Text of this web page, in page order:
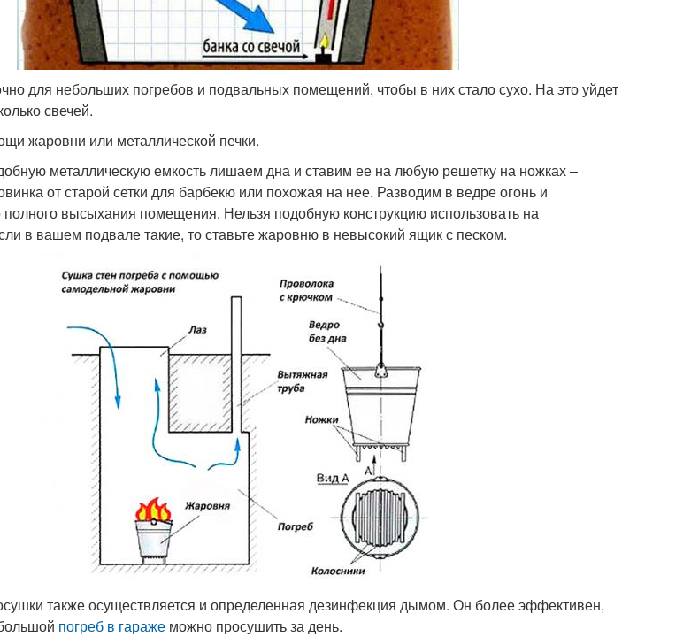
для небольших погребов и подвальных помещений, чтобы в них стало сухо. На это уйдет
свечей.
жаровни или металлической печки.
металлическую емкость лишаем дна и ставим ее на любую решетку на ножках –
от старой сетки для барбекю или похожая на нее. Разводим в ведре огонь и
высыхания помещения. Нельзя подобную конструкцию использовать на
в вашем подвале такие, то ставьте жаровню в невысокий ящик с песком.
также осуществляется и определенная дезинфекция дымом. Он более эффективен,
погреб в гараже можно просушить за день.